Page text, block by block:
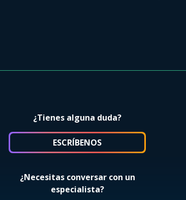
¿Tienes alguna duda?
ESCRÍBENOS
¿Necesitas conversar con un
especialista?